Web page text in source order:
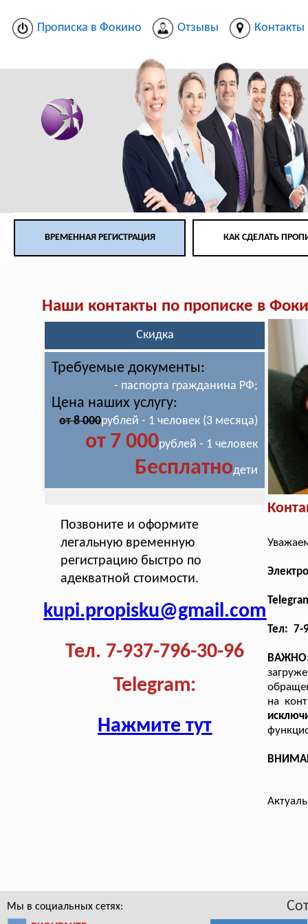
Прописка в Фокино Отзывы Контакты
ВРЕМЕННАЯ РЕГИСТРАЦИЯ КАК СДЕЛАТЬ
Наши контакты по прописке в
Скидка
Требуемые документы:
- паспорта гражданина РФ;
Цена наших услугу:
от 8 000рублей - 1 человек (3 месяца)
от 7 000рублей - 1 человек
Бесплатнодети
Позвоните и оформите
легальную временную
регистрацию быстро по
адекватной стоимости.
kupi.propisku@gmail.com
Тел. 7-937-796-30-96
Telegram:
Нажмите тут
Тел: 7-
на
Мы в социальных сетях: